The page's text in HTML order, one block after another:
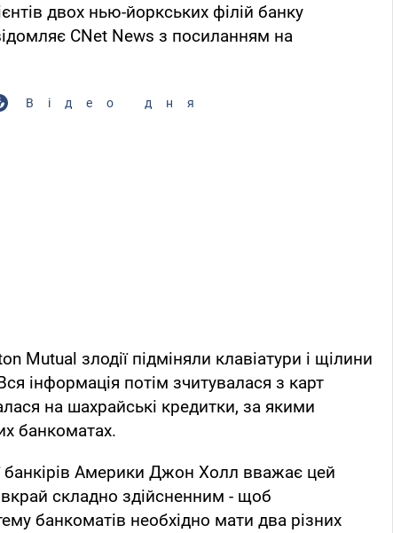
двох нью-йоркських філій банку
CNet News з посиланням на
Відео дня
Mutual злодії підміняли клавіатури і щілини
інформація потім зчитувалася з карт
на шахрайські кредитки, за якими
банкоматах.
банкірів Америки Джон Холл вважає цей
складно здійсненним - щоб
банкоматів необхідно мати два різних